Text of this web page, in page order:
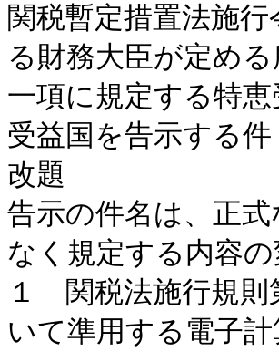
関税暫定措置法施
る財務大臣が定め
一項に規定する特
受益国を告示する
改題
告示の件名は、正
なく規定する内容
１ 関税法施行規則
いて準用する電子